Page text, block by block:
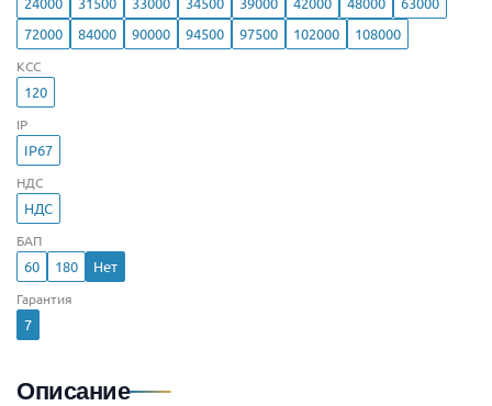
72000
84000 90000 94500 97500 102000 108000
КСС
120
IP
IP67
НДС
НДС
БАП
60 180 Нет
Гарантия
7
Описание